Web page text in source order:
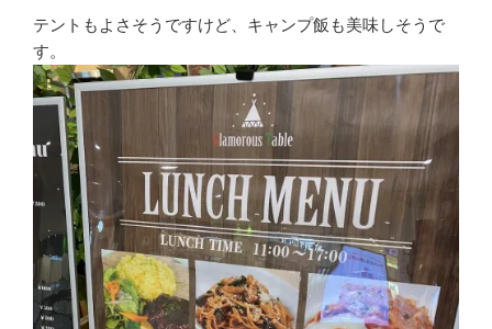
テントもよさそうですけど、キャンプ飯も美味しそうで
す。